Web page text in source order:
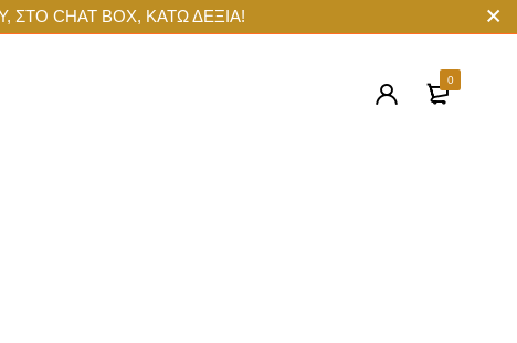
CHAT BOX, ΚΑΤΩ ΔΕΞΙΑ!
0